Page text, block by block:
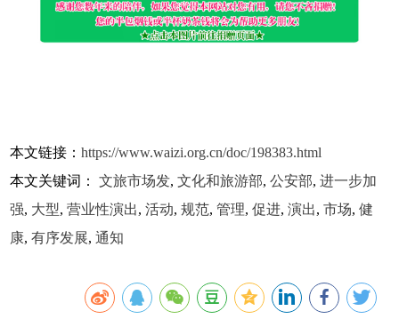
本文链接：https://www.waizi.org.cn/doc/198383.html
本文关键词：文旅市场发,文化和旅游部,公安部,进一步加
强, 大型,营业性演出,活动,规范,管理,促进,演出,市场,健
康,有序发展,通知